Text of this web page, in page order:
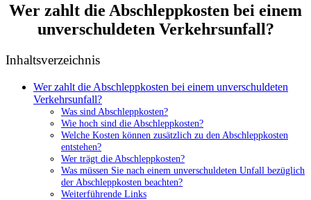
Wer zahlt die Abschleppkosten bei einem
unverschuldeten Verkehrsunfall?
Inhaltsverzeichnis
Wer zahlt die Abschleppkosten bei einem unverschuldeten
Verkehrsunfall?
Was sind Abschleppkosten?
Wie hoch sind die Abschleppkosten?
Welche Kosten können zusätzlich zu den Abschleppkosten
entstehen?
Wer trägt die Abschleppkosten?
Was müssen Sie nach einem unverschuldeten Unfall bezüglich
der Abschleppkosten beachten?
Weiterführende Links